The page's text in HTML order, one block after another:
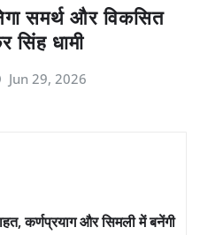
समर्थ और विकसित
सिंह धामी
Jun 29, 2026
कर्णप्रयाग और सिमली में बनेंगी